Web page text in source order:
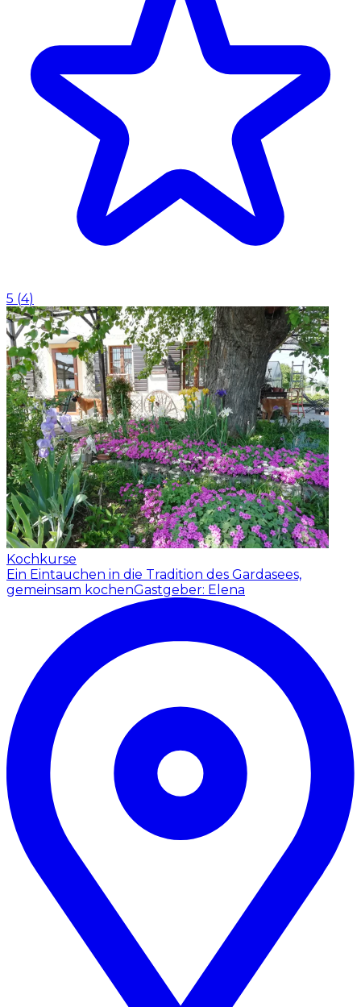
5 (4)
Kochkurse
Ein Eintauchen in die Tradition des Gardasees,
gemeinsam kochenGastgeber: Elena